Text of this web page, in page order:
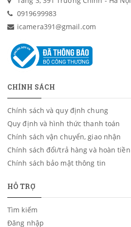
0919699983
icamera391@gmail.com
CHÍNH SÁCH
Chính sách và quy định chung
Quy định và hình thức thanh toán
Chính sách vận chuyển, giao nhận
Chính sách đổi/trả hàng và hoàn tiền
Chính sách bảo mật thông tin
HỖ TRỢ
Tìm kiếm
Đăng nhập